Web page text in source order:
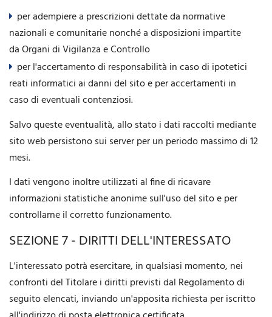
per adempiere a prescrizioni dettate da normative
nazionali e comunitarie nonché a disposizioni impartite
da Organi di Vigilanza e Controllo
per l'accertamento di responsabilità in caso di ipotetici
reati informatici ai danni del sito e per accertamenti in
caso di eventuali contenziosi.
Salvo queste eventualità, allo stato i dati raccolti mediante
sito web persistono sui server per un periodo massimo di 12
mesi.
I dati vengono inoltre utilizzati al fine di ricavare
informazioni statistiche anonime sull'uso del sito e per
controllarne il corretto funzionamento.
SEZIONE 7 - DIRITTI DELL'INTERESSATO
L'interessato potrà esercitare, in qualsiasi momento, nei
confronti del Titolare i diritti previsti dal Regolamento di
seguito elencati, inviando un'apposita richiesta per iscritto